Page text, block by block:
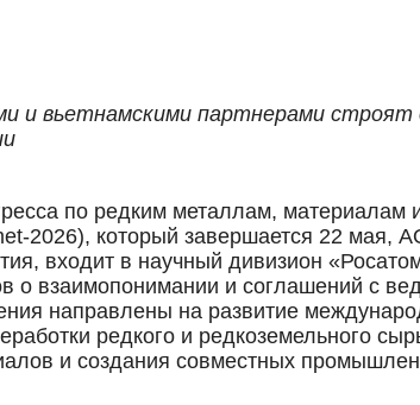
и вьетнамскими партнерами
по редким металлам, материалам
2026), который завершается 22 мая,
входит в научный дивизион
о взаимопонимании и соглашений с
направлены на развитие
редкого и редкоземельного
и создания совместных